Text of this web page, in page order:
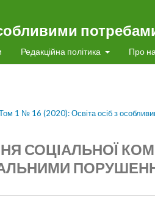
Редакційна політика Про
1 № 16 (2020): Освіта осіб з
СОЦІАЛЬНОЇ